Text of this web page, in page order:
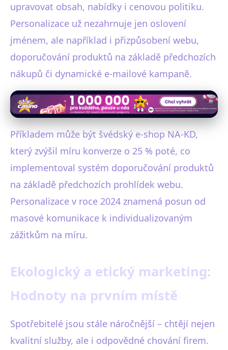
upravovat obsah, nabídky i cenovou politiku.
Personalizace už nezahrnuje jen oslovení
jménem, ale například i přizpůsobení webu,
doporučování produktů na základě předchozích
nákupů či dynamické e-mailové kampaně.
Příkladem může být švédský e-shop NA-KD,
který zvýšil míru konverze o 25 % poté, co
implementoval systém doporučování produktů
na základě předchozích prohlídek webu.
Personalizace v roce 2024 znamená posun od
masové komunikace k individualizovaným
zážitkům na míru.
Ekologický a etický marketing:
Hodnoty na prvním místě
Spotřebitelé jsou stále náročnější – chtějí nejen
kvalitní služby, ale i odpovědné chování firem.